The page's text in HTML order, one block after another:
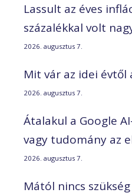
Lassult az éves
százalékkal volt
2026. augusztus 7.
Mit vár az idei évtől
2026. augusztus 7.
Átalakul a Google
vagy tudomány az
2026. augusztus 7.
Mától nincs